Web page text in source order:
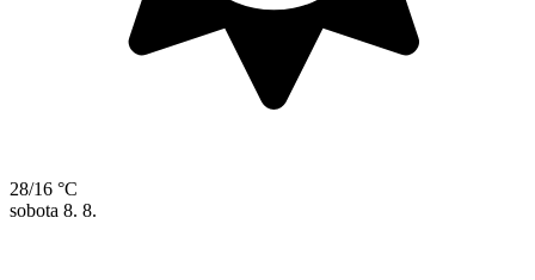
28/16 °C
sobota 8. 8.